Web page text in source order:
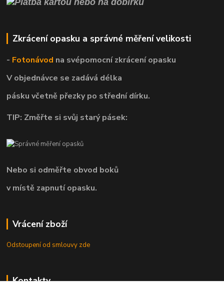
Zkrácení opasku a správné měření velikosti
- Fotonávod na svépomocnízkrácení opasku
V objednávce se zadává délka
pásku včetně přezky po střední dírku.
TIP: Změřte si svůj starý pásek:
Nebo si odměřte obvod boků
v místě zapnutí opasku.
Vrácení zboží
Odstoupení od smlouvy zde
Kontakty